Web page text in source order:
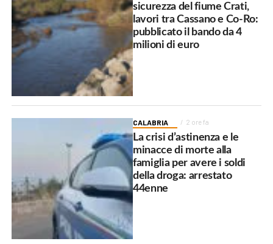
sicurezza del fiume Crati,
lavori tra Cassano e Co-Ro:
pubblicato il bando da 4
milioni di euro
CALABRIA 2 ore fa
La crisi d’astinenza e le
minacce di morte alla
famiglia per avere i soldi
della droga: arrestato
44enne